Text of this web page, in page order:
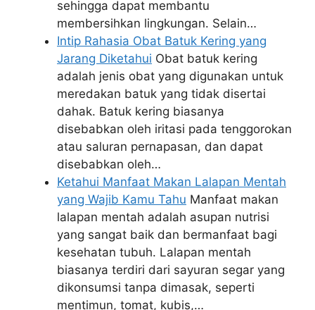
sehingga dapat membantu
membersihkan lingkungan. Selain…
Intip Rahasia Obat Batuk Kering yang
Jarang Diketahui Obat batuk kering
adalah jenis obat yang digunakan untuk
meredakan batuk yang tidak disertai
dahak. Batuk kering biasanya
disebabkan oleh iritasi pada tenggorokan
atau saluran pernapasan, dan dapat
disebabkan oleh…
Ketahui Manfaat Makan Lalapan Mentah
yang Wajib Kamu Tahu Manfaat makan
lalapan mentah adalah asupan nutrisi
yang sangat baik dan bermanfaat bagi
kesehatan tubuh. Lalapan mentah
biasanya terdiri dari sayuran segar yang
dikonsumsi tanpa dimasak, seperti
mentimun, tomat, kubis,…